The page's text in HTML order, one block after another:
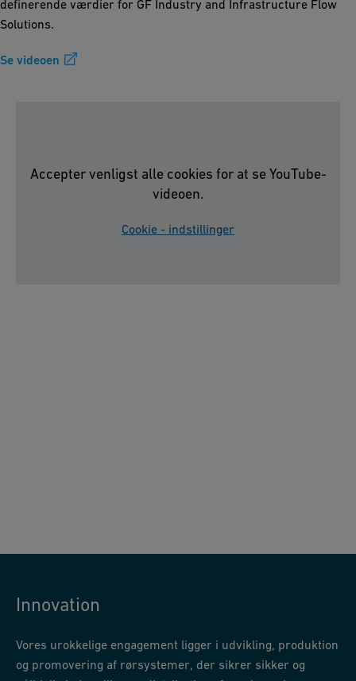
definerende værdier for GF Industry and Infrastructure Flow
Solutions.
Se videoen
Accepter venligst alle cookies for at se YouTube-
videoen.
Cookie - indstillinger
Innovation
Vores urokkelige engagement ligger i udvikling, produktion
og promovering af rørsystemer, der sikrer sikker og